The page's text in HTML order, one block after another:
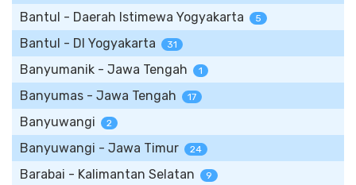
Bantul - Daerah Istimewa Yogyakarta 5
Bantul - DI Yogyakarta 31
Banyumanik - Jawa Tengah 1
Banyumas - Jawa Tengah 17
Banyuwangi 2
Banyuwangi - Jawa Timur 24
Barabai - Kalimantan Selatan 9